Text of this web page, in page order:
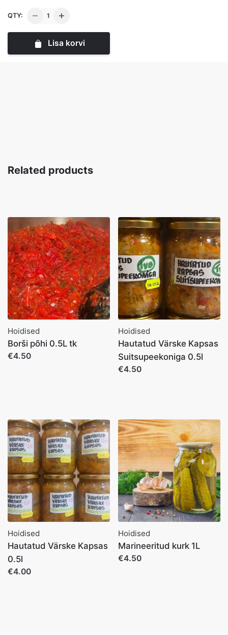
QTY:
Jõhvikamoos
kogusLisa korvi
Related products
Hoidised
Borši põhi 0.5L tk
€4.50
Hoidised
Hautatud Värske Kapsas
Suitsupeekoniga 0.5l
€4.50
Hoidised
Hautatud Värske Kapsas
0.5l
€4.00
Hoidised
Marineeritud kurk 1L
€4.50